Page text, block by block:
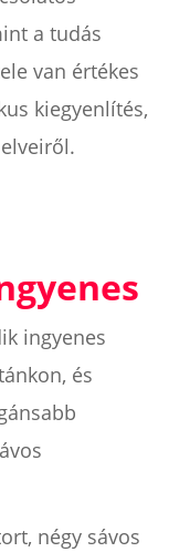
a tudás
van értékes
kiegyenlítés,
ingyenes
és
négy sávos